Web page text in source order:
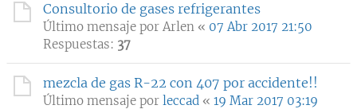
Consultorio de gases refrigerantes
Último mensaje por Arlen « 07 Abr 2017 21:50
Respuestas: 37
mezcla de gas R-22 con 407 por accidente!!
Último mensaje por leccad « 19 Mar 2017 03:19